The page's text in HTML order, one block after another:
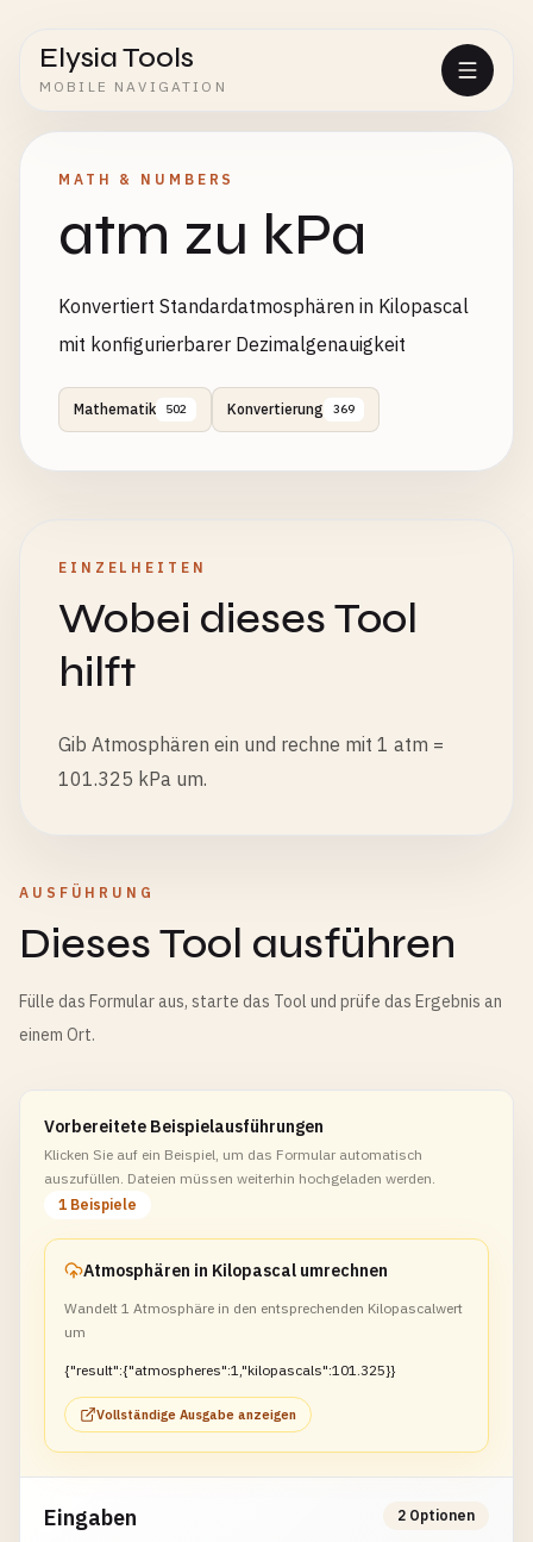
Elysia Tools
MOBILE NAVIGATION
MATH & NUMBERS
atm zu kPa
Konvertiert Standardatmosphären in Kilopascal
mit konfigurierbarer Dezimalgenauigkeit
Mathematik 502 Konvertierung 369
EINZELHEITEN
Wobei dieses Tool
hilft
Gib Atmosphären ein und rechne mit 1 atm =
101.325 kPa um.
AUSFÜHRUNG
Dieses Tool ausführen
Fülle das Formular aus, starte das Tool und prüfe das Ergebnis an
einem Ort.
Vorbereitete Beispielausführungen
Klicken Sie auf ein Beispiel, um das Formular automatisch
auszufüllen. Dateien müssen weiterhin hochgeladen werden.
1 Beispiele
Atmosphären in Kilopascal umrechnen
Wandelt 1 Atmosphäre in den entsprechenden Kilopascalwert
um
{"result":{"atmospheres":1,"kilopascals":101.325}}
Vollständige Ausgabe anzeigen
Eingaben 2 Optionen